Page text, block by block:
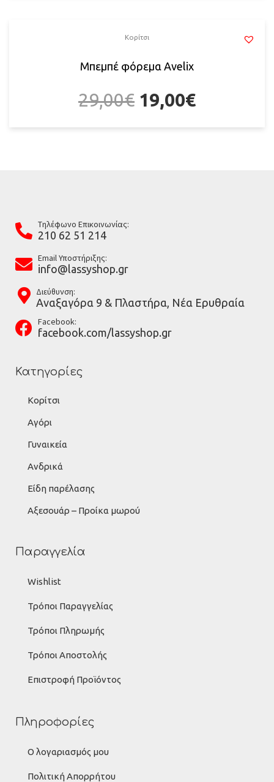
Κορίτσι
Μπεμπέ φόρεμα Avelix
29,00€ 19,00€
Tηλέφωνο Επικοινωνίας:
210 62 51 214
Email Υποστήριξης:
info@lassyshop.gr
Διεύθυνση:
Αναξαγόρα 9 & Πλαστήρα, Νέα Ερυθραία
Facebook:
facebook.com/lassyshop.gr
Κατηγορίες
Κορίτσι
Αγόρι
Γυναικεία
Ανδρικά
Είδη παρέλασης
Αξεσουάρ – Προίκα μωρού
Παραγγελία
Wishlist
Τρόποι Παραγγελίας
Τρόποι Πληρωμής
Τρόποι Αποστολής
Επιστροφή Προϊόντος
Πληροφορίες
Ο λογαριασμός μου
Πολιτική Απορρήτου